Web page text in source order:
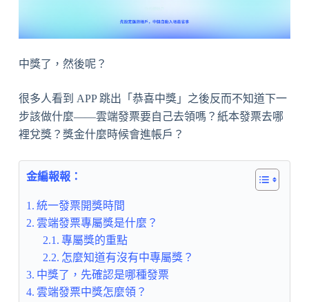
中獎了，然後呢？
很多人看到 APP 跳出「恭喜中獎」之後反而不知道下一
步該做什麼——雲端發票要自己去領嗎？紙本發票去哪
裡兌獎？獎金什麼時候會進帳戶？
金編報報：
統一發票開獎時間
雲端發票專屬獎是什麼？
專屬獎的重點
怎麼知道有沒有中專屬獎？
中獎了，先確認是哪種發票
雲端發票中獎怎麼領？